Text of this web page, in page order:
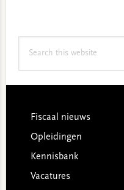
Footer
Fiscaal nieuws
Opleidingen
Kennisbank
Vacatures